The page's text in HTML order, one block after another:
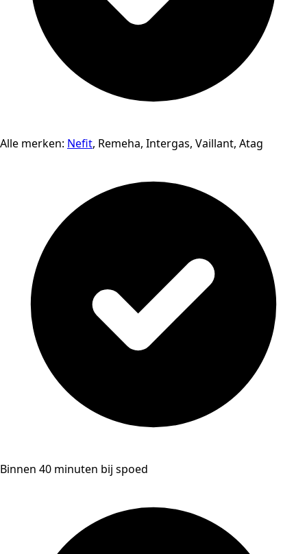
Alle merken: Nefit, Remeha, Intergas, Vaillant, Atag
Binnen 40 minuten bij spoed